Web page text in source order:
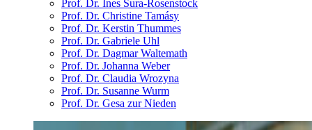
Prof. Dr. Ines Sura-Rosenstock
Prof. Dr. Christine Tamásy
Prof. Dr. Kerstin Thummes
Prof. Dr. Gabriele Uhl
Prof. Dr. Dagmar Waltemath
Prof. Dr. Johanna Weber
Prof. Dr. Claudia Wrozyna
Prof. Dr. Susanne Wurm
Prof. Dr. Gesa zur Nieden